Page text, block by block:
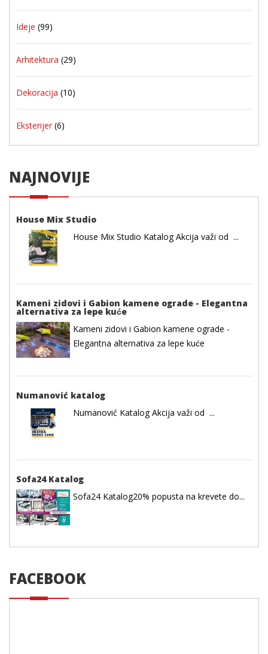
Ideje (99)
Arhitektura (29)
Dekoracija (10)
Eksterijer (6)
NAJNOVIJE
House Mix Studio
House Mix Studio Katalog Akcija važi od ...
Kameni zidovi i Gabion kamene ograde - Elegantna
alternativa za lepe kuće
Kameni zidovi i Gabion kamene ograde -
Elegantna alternativa za lepe kuće
Numanović katalog
Numanović Katalog Akcija važi od ...
Sofa24 Katalog
Sofa24 Katalog20% popusta na krevete do...
FACEBOOK